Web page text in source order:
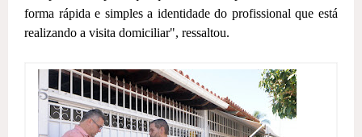
forma rápida e simples a identidade do profissional que está
realizando a visita domiciliar", ressaltou.